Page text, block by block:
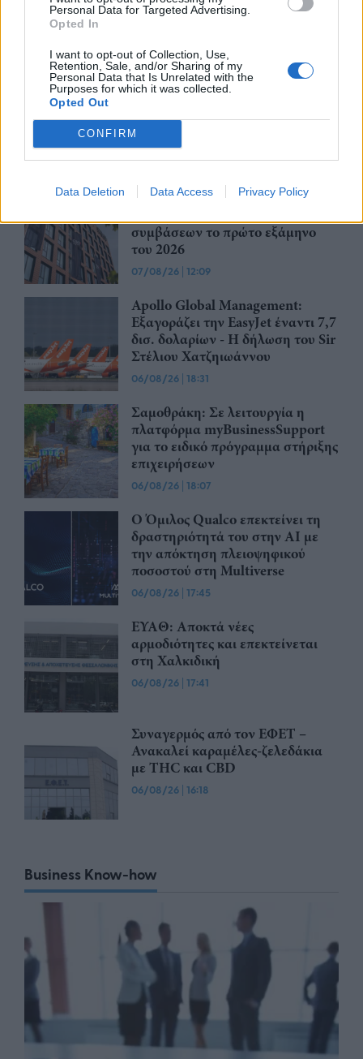
Personal Data for Targeted Advertising.
Opted In
I want to opt-out of Collection, Use,
Retention, Sale, and/or Sharing of my
Personal Data that Is Unrelated with the
Purposes for which it was collected.
Opted Out
CONFIRM
Data Deletion Data Access Privacy Policy
μέχρι το 2028
Βραβευμένα κρασιά με την
07/08/26
CSG: Διψήφια αύξηση εσόδων
συμβάσεων το πρώτο εξάμηνο
του 2026
07/08/26 | 12:09
Apollo Global Management:
Εξαγοράζει την EasyJet έναντι 7,7
δισ. δολαρίων - Η δήλωση του Sir
Στέλιου Χατζηιωάννου
06/08/26 | 18:31
Σαμοθράκη: Σε λειτουργία η
πλατφόρμα myBusinessSupport
για το ειδικό πρόγραμμα στήριξης
επιχειρήσεων
06/08/26 | 18:07
Ο Όμιλος Qualco επεκτείνει τη
δραστηριότητά του στην ΑΙ με
την απόκτηση πλειοψηφικού
ποσοστού στη Multiverse
06/08/26 | 17:45
ΕΥΑΘ: Αποκτά νέες
αρμοδιότητες και επεκτείνεται
στη Χαλκιδική
06/08/26 | 17:41
Συναγερμός από τον ΕΦΕΤ –
Ανακαλεί καραμέλες-ζελεδάκια
με THC και CBD
06/08/26 | 16:18
Business Know-how